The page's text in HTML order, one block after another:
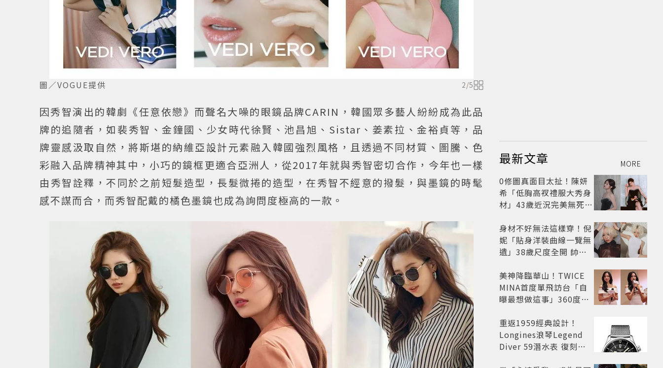
圖／VOGUE提供 2/5
因秀智演出的韓劇《任意依戀》而聲名大噪的眼鏡品牌CARIN，韓國眾多藝人紛紛成為此品
牌的追隨者，如裴秀智、金鐘國、少女時代徐賢、池昌旭、Sistar、姜素拉、金裕貞等，品
牌靈感汲取自然，將斯堪的納維亞設計元素融入韓國強烈風格，且透過不同材質、圖騰、色
彩融入品牌精神其中，小巧的鏡框更適合亞洲人，從2017年就與秀智密切合作，今年也一樣
由秀智詮釋，不同於之前短髮造型，長髮微捲的造型，在秀智不經意的撥髮，與墨鏡的時髦
感不謀而合，而秀智配戴的橘色墨鏡也成為詢問度極高的一款。
最新文章 MORE
0修圖真面目太扯！陳妍
希「低胸高衩禮服大秀身
材」43歲近況完美無死角
身材不好無法這樣穿！倪
妮「貼身洋裝曲線一覽無
遺」38歲尺度全開 帥氣
美神降臨華山！TWICE
MINA首度單飛訪台「自
曝最想做這事」360度0
開
重返1959經典設計！
Longines浪琴Legend
Diver 59潛水表 復刻懷